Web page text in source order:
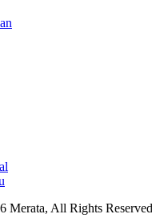
Merata, All Rights Reserved